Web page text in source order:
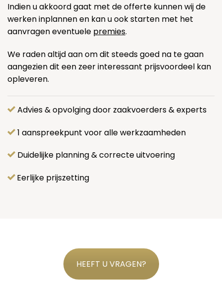
Indien u akkoord gaat met de offerte kunnen wij de
werken inplannen en kan u ook starten met het
aanvragen eventuele premies.
We raden altijd aan om dit steeds goed na te gaan
aangezien dit een zeer interessant prijsvoordeel kan
opleveren.
Advies & opvolging door zaakvoerders & experts
1 aanspreekpunt voor alle werkzaamheden
Duidelijke planning & correcte uitvoering
Eerlijke prijszetting
HEEFT U VRAGEN?